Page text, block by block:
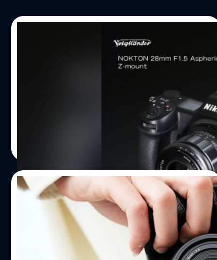
เปิดตัว Voigtlander NOKTON 28mm F1.5
Aspherical เลนส์มือหมุนสำหรับชาว Z-
28mm F1.5 Aspherical' ที่รอบนี้มาในเมาท์สำหรับชาวฟูล
เฟรม Nikon Z ในน้ำหนักตัวเพียง 360 กรัม เท่านั้นครับ
สำหรับจุดเด่นของเลนส์ค่ายนี้คือ แม้จะเป็นเลนส์มือหมุนแต่ก็
มีหน้าสัมผัสไฟฟ้าทำให้สามารถสื่อสารกับตัวกล้องได้โดยตรง
ทั้ง EXIF data รวมไปถึงการทำงานร่วมกับระบบกันสั่นภายใน
ตัวกล้องอีกด้วยครับ สเปก Voigtlander NOKTON 28mm
F1.5 Aspherical Z-mount ราคา Voigtlander NOKTON
28mm F1.5 Aspherical Z-mount มีราคาอยู่ที่ 130,000 เยน
(ประมาณ 28,000 บาท) โดยคาดว่าเตรียมวางจำหน่ายในช่วง
เดือนกุมภาพันธ์ 2025 ที่ใกล้จะถึงนี้ครับ
15/01/2025
เปิดตัว 7artisan 18mm F5.6 เลนส์มือหมุนทรง
แพนเค้กตัวจิ๋ว สำหรับกล้องฟูลเฟรมหลากเมา
ค่ายเลนส์อิสระ 7artisan เปิดตัวเลนส์มือหมุนสไตล์แพนเค้ก
ช่วงมุมกว้างตัวจิ๋ว '7artisan 18mm F5.6' รองรับกล้องฟูล